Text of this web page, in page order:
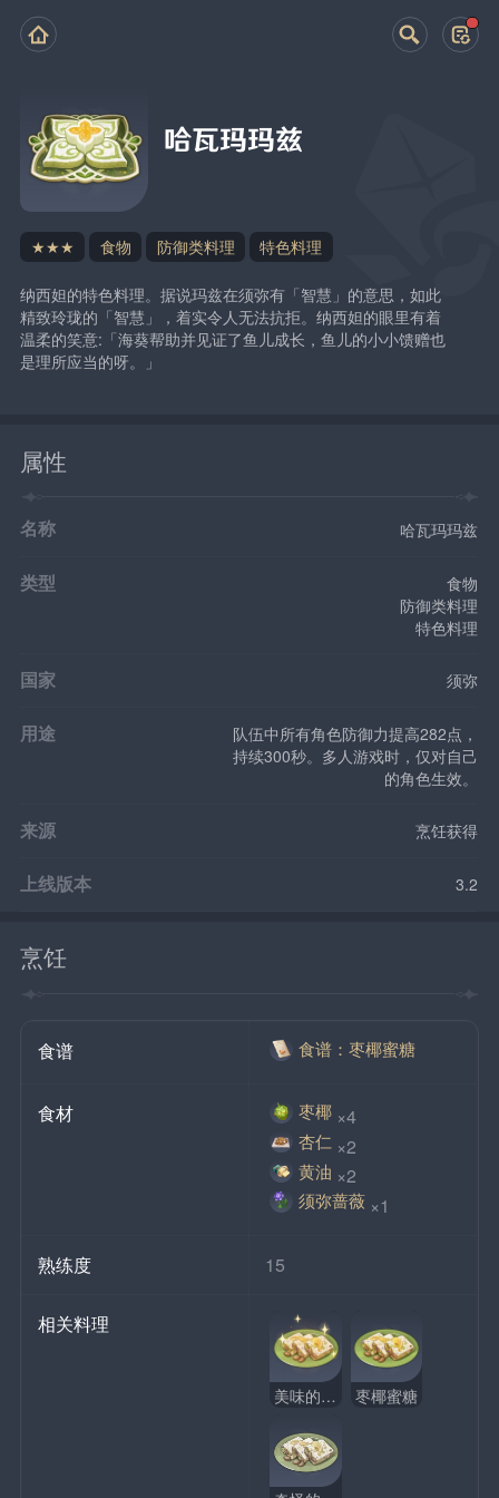
哈瓦玛玛兹
★★★ 食物 防御类料理 特色料理
纳西妲的特色料理。据说玛兹在须弥有「智慧」的意思，如此
精致玲珑的「智慧」，着实令人无法抗拒。纳西妲的眼里有着
温柔的笑意:「海葵帮助并见证了鱼儿成长，鱼儿的小小馈赠也
是理所应当的呀。」
属性
名称 哈瓦玛玛兹
类型
食物
防御类料理
特色料理
国家 须弥
用途
队伍中所有角色防御力提高282点，
持续300秒。多人游戏时，仅对自己
的角色生效。
来源 烹饪获得
上线版本 3.2
烹饪
食谱 食谱：枣椰蜜糖
食材 枣椰 ×4
杏仁 ×2
黄油 ×2
须弥蔷薇 ×1
熟练度 15
相关料理
美味的枣椰蜜糖 枣椰蜜糖